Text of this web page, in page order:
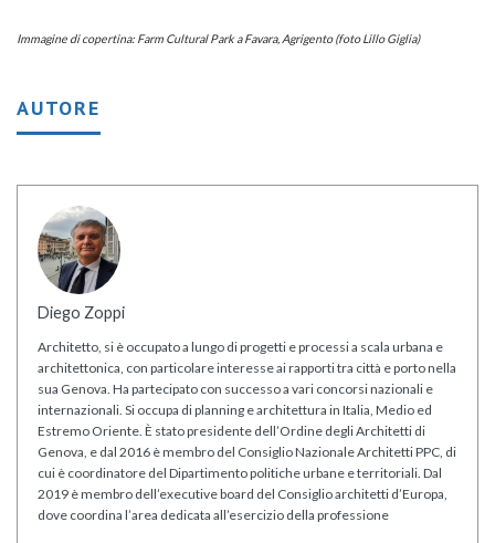
Immagine di copertina: Farm Cultural Park a Favara, Agrigento (foto Lillo Giglia)
AUTORE
Diego Zoppi
Architetto, si è occupato a lungo di progetti e processi a scala urbana e
architettonica, con particolare interesse ai rapporti tra città e porto nella
sua Genova. Ha partecipato con successo a vari concorsi nazionali e
internazionali. Si occupa di planning e architettura in Italia, Medio ed
Estremo Oriente. È stato presidente dell’Ordine degli Architetti di
Genova, e dal 2016 è membro del Consiglio Nazionale Architetti PPC, di
cui è coordinatore del Dipartimento politiche urbane e territoriali. Dal
2019 è membro dell’executive board del Consiglio architetti d’Europa,
dove coordina l’area dedicata all’esercizio della professione